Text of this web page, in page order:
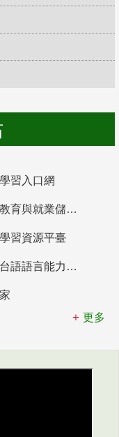
習入口網
青年教育與就業儲蓄帳戶
習資源平臺
臺灣台語語言能力認證網站
更多